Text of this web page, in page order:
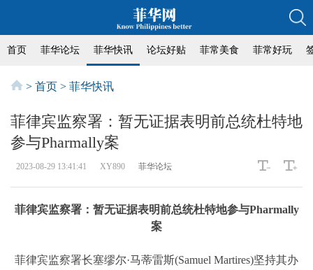
首页 菲华论坛 菲华快讯 论坛好贴 菲常美食 菲常好玩
> 首页 > 菲华快讯
菲律宾监察署：暂无证据表明前总统杜特地
参与Pharmally案
2023-08-29 13:41:41 XY890 菲华论坛
菲律宾监察署：暂无证据表明前总统杜特地参与Pharmally
案
菲律宾监察署长塞缪尔·马蒂雷斯(Samuel Martires)坚持其办